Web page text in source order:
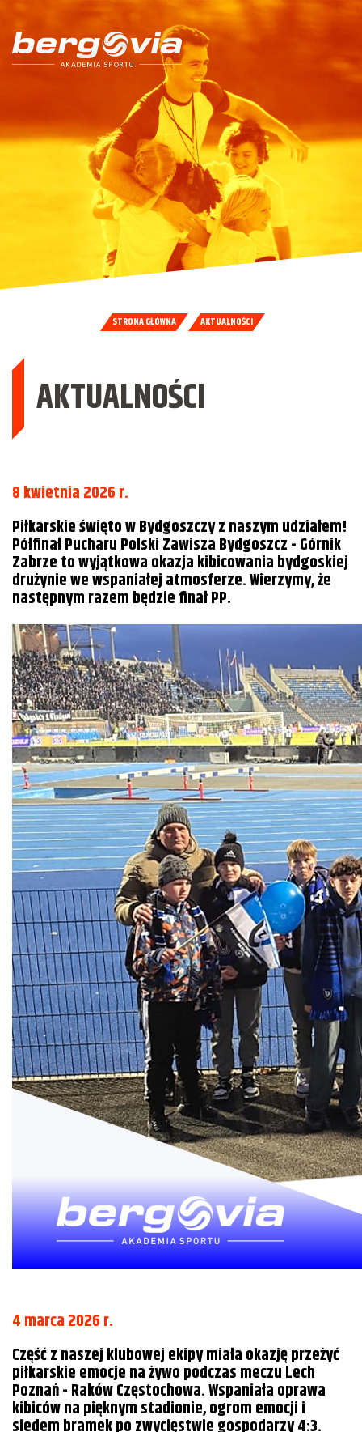
STRONA GŁÓWNA AKTUALNOŚCI
AKTUALNOŚCI
8 kwietnia 2026 r.
Piłkarskie święto w Bydgoszczy z naszym udziałem!
Półfinał Pucharu Polski Zawisza Bydgoszcz - Górnik
Zabrze to wyjątkowa okazja kibicowania bydgoskiej
drużynie we wspaniałej atmosferze. Wierzymy, że
następnym razem będzie finał PP.
4 marca 2026 r.
Część z naszej klubowej ekipy miała okazję przeżyć
piłkarskie emocje na żywo podczas meczu Lech
Poznań - Raków Częstochowa. Wspaniała oprawa
kibiców na pięknym stadionie, ogrom emocji i
siedem bramek po zwycięstwie gospodarzy 4:3.